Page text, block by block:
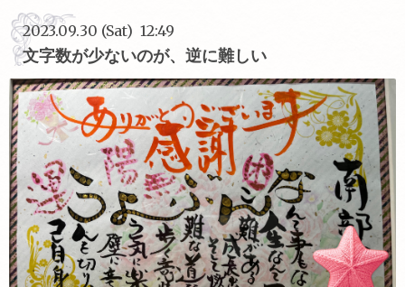
2023.09.30 (Sat) 12:49
文字数が少ないのが、逆に難しい